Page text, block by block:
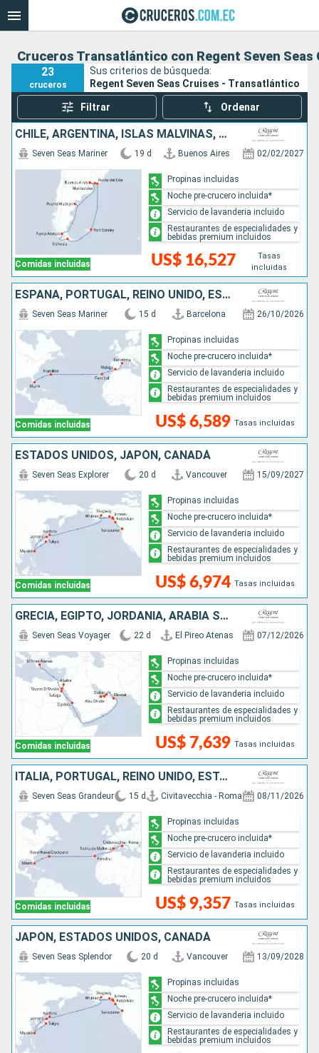
Cruceros Transatlántico con Regent Seven Seas
23
cruceros
Sus criterios de búsqueda:
Regent Seven Seas Cruises - Transatlántico
Filtrar Ordenar
CHILE, ARGENTINA, ISLAS MALVINAS, URUGUAY
Comidas incluidas
Seven Seas Mariner 19 d Buenos Aires 02/02/2027
US$ 16,527
Tasas
incluidas
Propinas incluidas
Noche pre-crucero incluida*
Servicio de lavanderia incluido
Restaurantes de especialidades y
bebidas premium incluidos
ESPAÑA, PORTUGAL, REINO UNIDO, ESTADOS UNIDOS
Comidas incluidas
Seven Seas Mariner 15 d Barcelona 26/10/2026
US$ 6,589 Tasas incluidas
Propinas incluidas
Noche pre-crucero incluida*
Servicio de lavanderia incluido
Restaurantes de especialidades y
bebidas premium incluidos
ESTADOS UNIDOS, JAPÓN, CANADÁ
Comidas incluidas
Seven Seas Explorer 20 d Vancouver 15/09/2027
US$ 6,974 Tasas incluidas
Propinas incluidas
Noche pre-crucero incluida*
Servicio de lavanderia incluido
Restaurantes de especialidades y
bebidas premium incluidos
GRECIA, EGIPTO, JORDANIA, ARABIA SAUDÍ, OMAN, EMIRATOS ÁRABES UNIDOS
Comidas incluidas
Seven Seas Voyager 22 d El Pireo Atenas 07/12/2026
US$ 7,639 Tasas incluidas
Propinas incluidas
Noche pre-crucero incluida*
Servicio de lavanderia incluido
Restaurantes de especialidades y
bebidas premium incluidos
ITALIA, PORTUGAL, REINO UNIDO, ESTADOS UNIDOS
Comidas incluidas
Seven Seas Grandeur 15 d Civitavecchia - Roma 08/11/2026
US$ 9,357 Tasas incluidas
Propinas incluidas
Noche pre-crucero incluida*
Servicio de lavanderia incluido
Restaurantes de especialidades y
bebidas premium incluidos
JAPÓN, ESTADOS UNIDOS, CANADÁ
Seven Seas Splendor 20 d Vancouver 13/09/2028
Propinas incluidas
Noche pre-crucero incluida*
Servicio de lavanderia incluido
Restaurantes de especialidades y
bebidas premium incluidos